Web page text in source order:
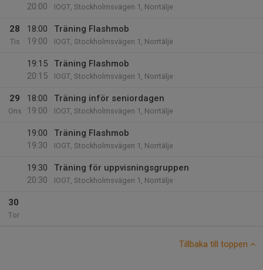
20:00
IOGT, Stockholmsvägen 1, Norrtälje
28
Tis
18:00
19:00
Träning Flashmob
IOGT, Stockholmsvägen 1, Norrtälje
19:15
20:15
Träning Flashmob
IOGT, Stockholmsvägen 1, Norrtälje
29
Ons
18:00
19:00
Träning inför seniordagen
IOGT, Stockholmsvägen 1, Norrtälje
19:00
19:30
Träning Flashmob
IOGT, Stockholmsvägen 1, Norrtälje
19:30
20:30
Träning för uppvisningsgruppen
IOGT, Stockholmsvägen 1, Norrtälje
30
Tor
Tillbaka till toppen